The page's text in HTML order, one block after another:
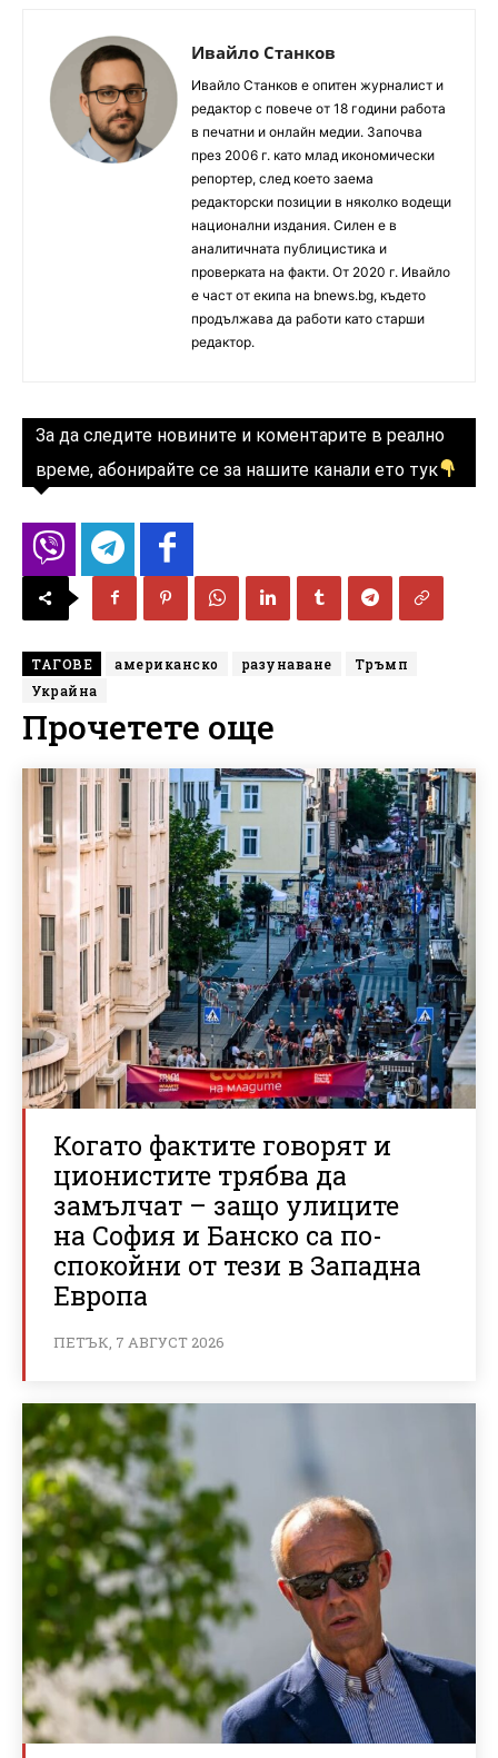
Ивайло Станков
Ивайло Станков е опитен журналист и
редактор с повече от 18 години работа
в печатни и онлайн медии. Започва
през 2006 г. като млад икономически
репортер, след което заема
редакторски позиции в няколко водещи
национални издания. Силен е в
аналитичната публицистика и
проверката на факти. От 2020 г. Ивайло
е част от екипа на bnews.bg, където
продължава да работи като старши
редактор.
За да следите новините и коментарите в реално
време, абонирайте се за нашите канали ето тук
ТАГОВЕ американско разунаване
Тръмп
Украйна
Прочетете още
Когато фактите говорят и
ционистите трябва да
замълчат – защо улиците
на София и Банско са по-
спокойни от тези в Западна
Европа
ПЕТЪК, 7 АВГУСТ 2026